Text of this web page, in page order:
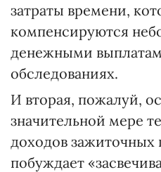
затраты времени,
компенсируются
денежными
обследованиях.
И вторая, пожалуй,
значительной мере
доходов зажиточных
побуждает